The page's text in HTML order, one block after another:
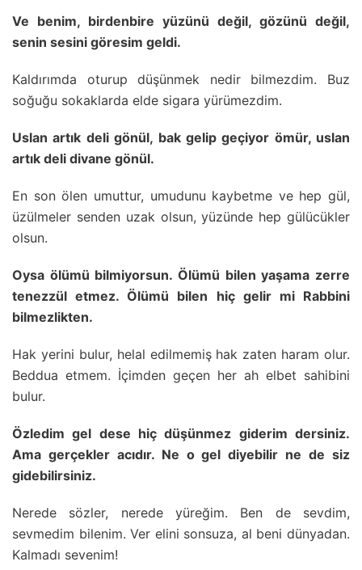
Ve benim, birdenbire yüzünü değil, gözünü değil,
senin sesini göresim geldi.
Kaldırımda oturup düşünmek nedir bilmezdim. Buz
soğuğu sokaklarda elde sigara yürümezdim.
Uslan artık deli gönül, bak gelip geçiyor ömür, uslan
artık deli divane gönül.
En son ölen umuttur, umudunu kaybetme ve hep gül,
üzülmeler senden uzak olsun, yüzünde hep gülücükler
olsun.
Oysa ölümü bilmiyorsun. Ölümü bilen yaşama zerre
tenezzül etmez. Ölümü bilen hiç gelir mi Rabbini
bilmezlikten.
Hak yerini bulur, helal edilmemiş hak zaten haram olur.
Beddua etmem. İçimden geçen her ah elbet sahibini
bulur.
Özledim gel dese hiç düşünmez giderim dersiniz.
Ama gerçekler acıdır. Ne o gel diyebilir ne de siz
gidebilirsiniz.
Nerede sözler, nerede yüreğim. Ben de sevdim,
sevmedim bilenim. Ver elini sonsuza, al beni dünyadan.
Kalmadı sevenim!